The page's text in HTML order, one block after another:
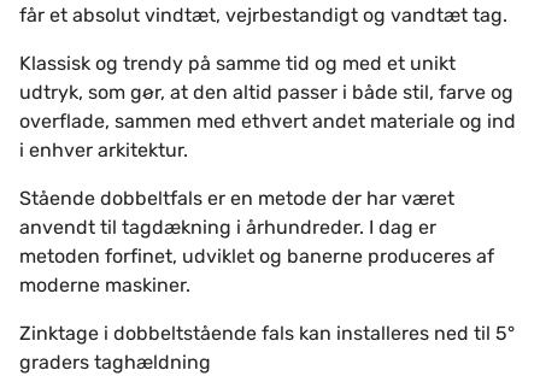
får et absolut vindtæt, vejrbestandigt og vandtæt tag.
Klassisk og trendy på samme tid og med et unikt
udtryk, som gør, at den altid passer i både stil, farve og
overflade, sammen med ethvert andet materiale og ind
i enhver arkitektur.
Stående dobbeltfals er en metode der har været
anvendt til tagdækning i århundreder. I dag er
metoden forfinet, udviklet og banerne produceres af
moderne maskiner.
Zinktage i dobbeltstående fals kan installeres ned til 5°
graders taghældning